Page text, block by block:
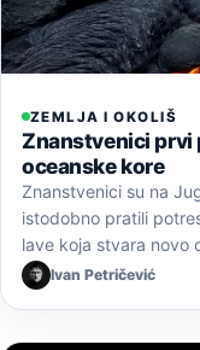
ZEMLJA I OKOLIŠ
Znanstvenici prvi
oceanske kore
Znanstvenici su na
istodobno pratili
lave koja stvara novo
Ivan Petričević